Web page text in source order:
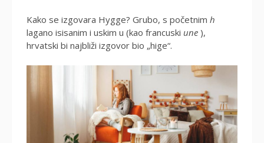
Kako se izgovara Hygge? Grubo, s početnim h
lagano isisanim i uskim u (kao francuski une ),
hrvatski bi najbliži izgovor bio „hige“.